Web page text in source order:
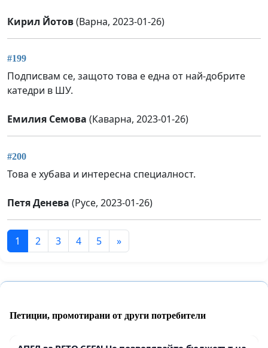
Кирил Йотов(Варна, 2023-01-26)
#199
Подписвам се, защото това е една от най-добрите
катедри в ШУ.
Емилия Семова (Каварна, 2023-01-26)
#200
Това е хубава и интересна специалност.
Петя Денева (Русе, 2023-01-26)
1 2 3 4 5 »
Петиции, промотирани от други потребители